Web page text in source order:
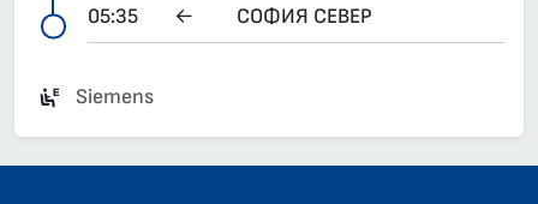
05:35 ← СОФИЯ СЕВЕР
Siemens